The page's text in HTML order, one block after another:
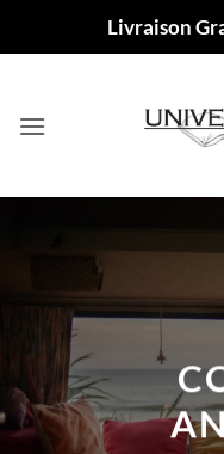
Livraison